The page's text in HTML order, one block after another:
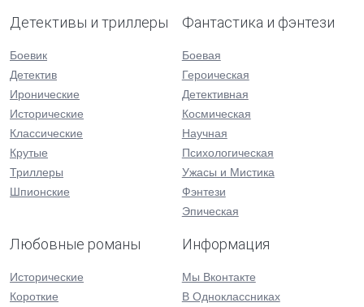
Детективы и триллеры
Боевик
Детектив
Иронические
Исторические
Классические
Крутые
Триллеры
Шпионские
Фантастика и фэнтези
Боевая
Героическая
Детективная
Космическая
Научная
Психологическая
Ужасы и Мистика
Фэнтези
Эпическая
Любовные романы
Исторические
Короткие
Информация
Мы Вконтакте
В Одноклассниках